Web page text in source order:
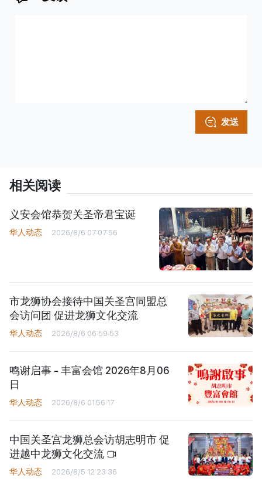
发送
相关阅读
义安会馆恭贺关圣帝君宝诞
华人动态 2026/8/6 07:07:56
市龙狮协会接待中国关圣宫同盟总
会访问团 促进龙狮文化交流
华人动态 2026/8/6 06:59:53
鸣谢启事 - 丰富会馆 2026年8月06
日
华人动态 2026/8/6 01:56:17
中国关圣宫龙狮总会访胡志明市 促
进越中龙狮文化交流
华人动态 2026/8/5 12:23:36